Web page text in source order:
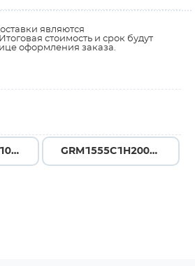
являются
стоимость и срок будут
оформления заказа.
← GRM1555C1H101GA01D GRM1555C1H200JA01J →